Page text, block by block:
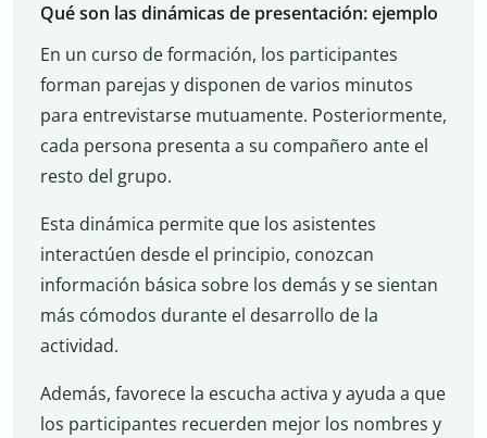
Qué son las dinámicas de presentación: ejemplo
En un curso de formación, los participantes
forman parejas y disponen de varios minutos
para entrevistarse mutuamente. Posteriormente,
cada persona presenta a su compañero ante el
resto del grupo.
Esta dinámica permite que los asistentes
interactúen desde el principio, conozcan
información básica sobre los demás y se sientan
más cómodos durante el desarrollo de la
actividad.
Además, favorece la escucha activa y ayuda a que
los participantes recuerden mejor los nombres y